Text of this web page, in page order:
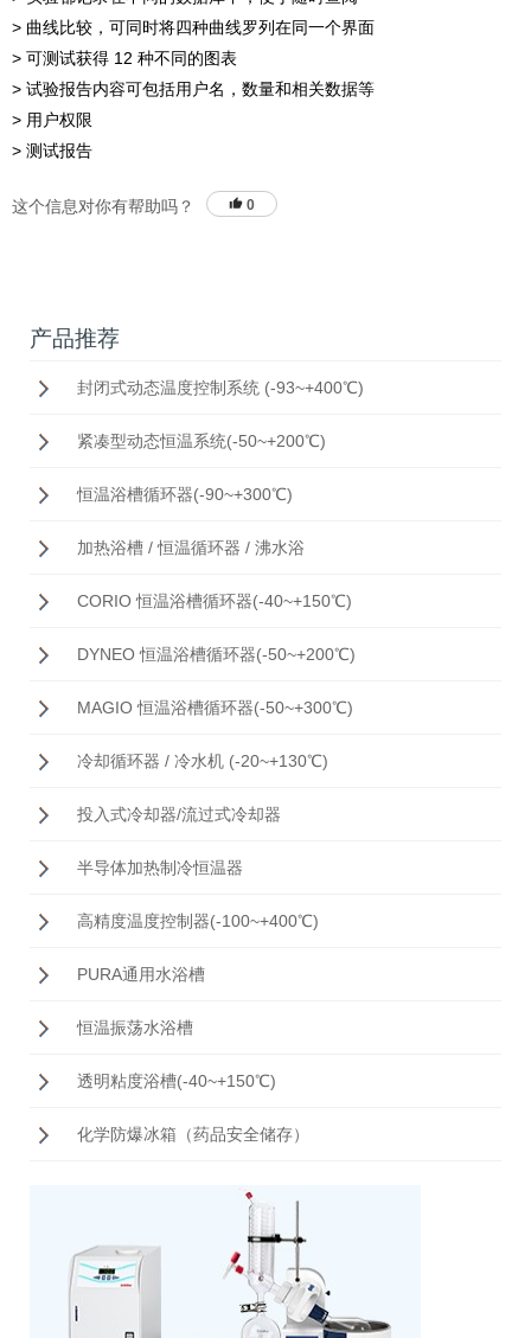
> 曲线比较，可同时将四种曲线罗列在同一个界面
> 可测试获得 12 种不同的图表
> 试验报告内容可包括用户名，数量和相关数据等
> 用户权限
> 测试报告
这个信息对你有帮助吗？ 0
产品推荐
封闭式动态温度控制系统 (-93~+400℃)
紧凑型动态恒温系统(-50~+200℃)
恒温浴槽循环器(-90~+300℃)
加热浴槽 / 恒温循环器 / 沸水浴
CORIO 恒温浴槽循环器(-40~+150℃)
DYNEO 恒温浴槽循环器(-50~+200℃)
MAGIO 恒温浴槽循环器(-50~+300℃)
冷却循环器 / 冷水机 (-20~+130℃)
投入式冷却器/流过式冷却器
半导体加热制冷恒温器
高精度温度控制器(-100~+400℃)
PURA通用水浴槽
恒温振荡水浴槽
透明粘度浴槽(-40~+150℃)
化学防爆冰箱（药品安全储存）